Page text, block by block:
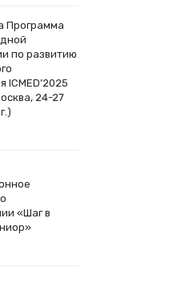
Программа
по развитию
ICMED’2025
24-27
«Шаг в